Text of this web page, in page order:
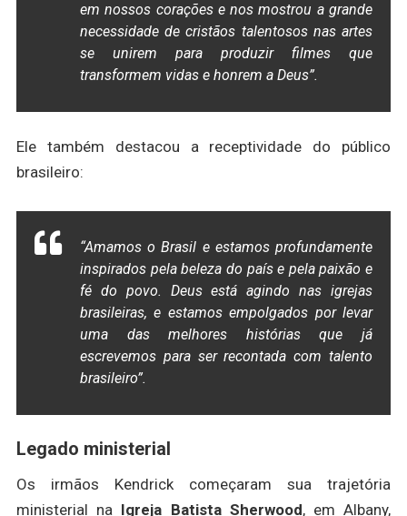
em nossos corações e nos mostrou a grande
necessidade de cristãos talentosos nas artes
se unirem para produzir filmes que
transformem vidas e honrem a Deus”.
Ele também destacou a receptividade do público
brasileiro:
“Amamos o Brasil e estamos profundamente
inspirados pela beleza do país e pela paixão e
fé do povo. Deus está agindo nas igrejas
brasileiras, e estamos empolgados por levar
uma das melhores histórias que já
escrevemos para ser recontada com talento
brasileiro”.
Legado ministerial
Os irmãos Kendrick começaram sua trajetória
ministerial na Igreja Batista Sherwood, em Albany,